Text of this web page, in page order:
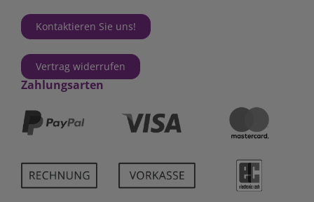
Kontaktieren Sie uns!
Vertrag widerrufen
Zahlungsarten